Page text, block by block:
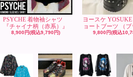
PSYCHE 着物袖シャツ
『チャイナ柄（赤系）』
8,900円(税込9,790円)
ヨースケ
ョートブーツ （ブ
9,800円(税込